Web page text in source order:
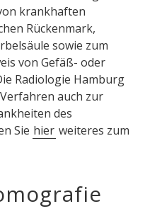
krankhaften
Rückenmark,
sowie zum
von Gefäß- oder
Radiologie Hamburg
auch zur
des
Sie hier weiteres zum